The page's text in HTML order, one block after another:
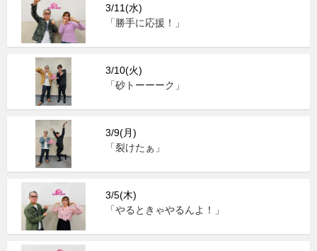
3/11(水)
「勝手に応援！」
3/10(火)
「砂トーーーク」
3/9(月)
「裂けたぁ」
3/5(木)
「やるときゃやるんよ！」